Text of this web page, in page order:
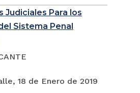
Judiciales Para los
Sistema Penal
18 de Enero de 2019